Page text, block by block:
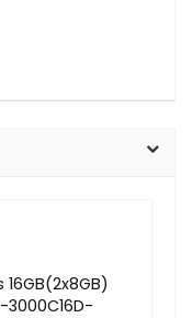
16GB(2x8GB)
3000C16D-